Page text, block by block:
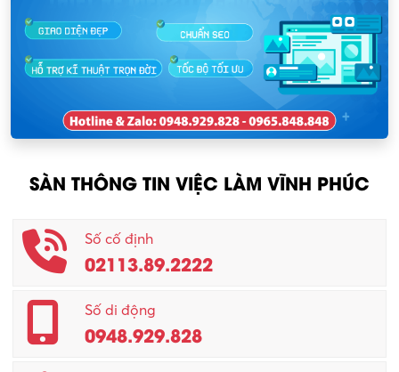
Nhân sự
Nhân viên kinh doanh
Nhân viên thu mua
Nhân viên CSKH
Phục vụ khác
Promotion Girl (PG)
Quản lý – Giám đốc
Quản lý chất lượng – QC
KCN Lập Thạch I
KCN Sông Lô I
KCN Tam Dương
SÀN THÔNG TIN VIỆC LÀM VĨNH PHÚC
Số cố định
02113.89.2222
Số di động
0948.929.828